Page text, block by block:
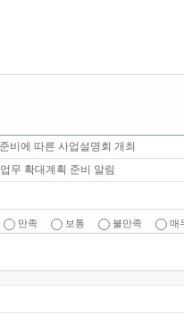
비에 따른 사업설명회 개최
무 확대계획 준비 알림
만족 보통 불만족 매